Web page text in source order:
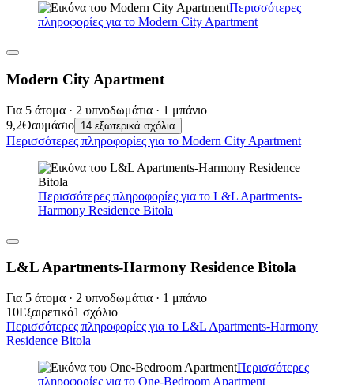
Περισσότερες
πληροφορίες για το Modern City Apartment
Modern City Apartment
Για 5 άτομα · 2 υπνοδωμάτια · 1 μπάνιο
9,2Θαυμάσιο 14 εξωτερικά σχόλια
Περισσότερες πληροφορίες για το Modern City Apartment
Περισσότερες πληροφορίες για το L&L Apartments-
Harmony Residence Bitola
L&L Apartments-Harmony Residence Bitola
Για 5 άτομα · 2 υπνοδωμάτια · 1 μπάνιο
10Εξαιρετικό1 σχόλιο
Περισσότερες πληροφορίες για το L&L Apartments-Harmony
Residence Bitola
Περισσότερες
πληροφορίες για το One-Bedroom Apartment